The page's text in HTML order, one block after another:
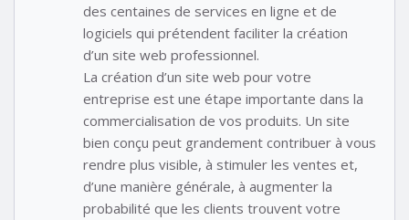
des centaines de services en ligne et de
logiciels qui prétendent faciliter la création
d’un site web professionnel.
La création d’un site web pour votre
entreprise est une étape importante dans la
commercialisation de vos produits. Un site
bien conçu peut grandement contribuer à vous
rendre plus visible, à stimuler les ventes et,
d’une manière générale, à augmenter la
probabilité que les clients trouvent votre